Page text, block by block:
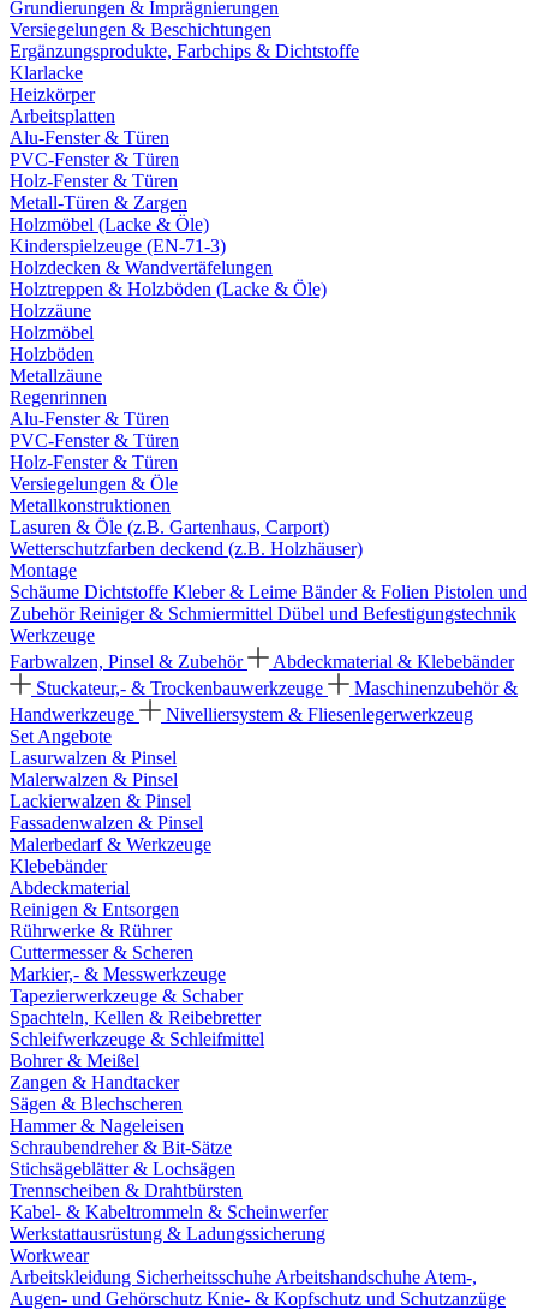
Grundierungen & Imprägnierungen
Versiegelungen & Beschichtungen
Ergänzungsprodukte, Farbchips & Dichtstoffe
Klarlacke
Heizkörper
Arbeitsplatten
Alu-Fenster & Türen
PVC-Fenster & Türen
Holz-Fenster & Türen
Metall-Türen & Zargen
Holzmöbel (Lacke & Öle)
Kinderspielzeuge (EN-71-3)
Holzdecken & Wandvertäfelungen
Holztreppen & Holzböden (Lacke & Öle)
Holzzäune
Holzmöbel
Holzböden
Metallzäune
Regenrinnen
Alu-Fenster & Türen
PVC-Fenster & Türen
Holz-Fenster & Türen
Versiegelungen & Öle
Metallkonstruktionen
Lasuren & Öle (z.B. Gartenhaus, Carport)
Wetterschutzfarben deckend (z.B. Holzhäuser)
Montage
Schäume Dichtstoffe Kleber & Leime Bänder & Folien Pistolen und
ZubehörReiniger & Schmiermittel Dübel und Befestigungstechnik
Werkzeuge
Farbwalzen, Pinsel & Zubehör
Abdeckmaterial & Klebebänder
Stuckateur,- & Trockenbauwerkzeuge
Maschinenzubehör &
Handwerkzeuge
Nivelliersystem & Fliesenlegerwerkzeug
Set Angebote
Lasurwalzen & Pinsel
Malerwalzen & Pinsel
Lackierwalzen & Pinsel
Fassadenwalzen & Pinsel
Malerbedarf & Werkzeuge
Klebebänder
Abdeckmaterial
Reinigen & Entsorgen
Rührwerke & Rührer
Cuttermesser & Scheren
Markier,- & Messwerkzeuge
Tapezierwerkzeuge & Schaber
Spachteln, Kellen & Reibebretter
Schleifwerkzeuge & Schleifmittel
Bohrer & Meißel
Zangen & Handtacker
Sägen & Blechscheren
Hammer & Nageleisen
Schraubendreher & Bit-Sätze
Stichsägeblätter & Lochsägen
Trennscheiben & Drahtbürsten
Kabel- & Kabeltrommeln & Scheinwerfer
Werkstattausrüstung & Ladungssicherung
Workwear
Arbeitskleidung Sicherheitsschuhe Arbeitshandschuhe Atem-,
Augen- und Gehörschutz Knie- & Kopfschutz und Schutzanzüge